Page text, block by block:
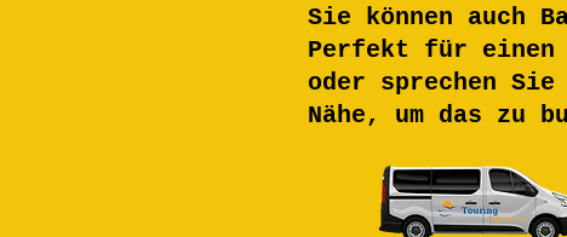
Sie können auch
Perfekt für einen
oder sprechen
Nähe, um das zu